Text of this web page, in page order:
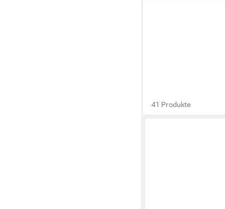
41 Produkte